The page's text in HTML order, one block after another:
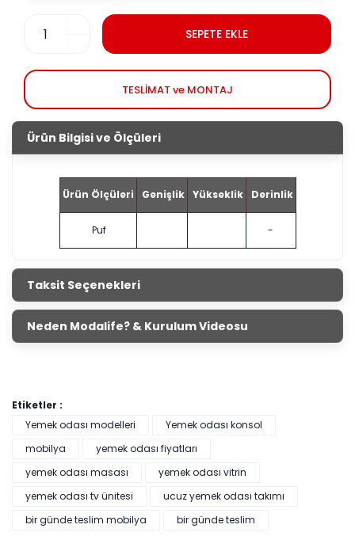
SEPETE EKLE
TESLİMAT ve MONTAJ
Ürün Bilgisi ve Ölçüleri
Ürün Ölçüleri Genişlik Yükseklik Derinlik
Puf -
Taksit Seçenekleri
Neden Modalife? & Kurulum Videosu
Etiketler :
Yemek odası modelleri
Yemek odası konsol
mobilya
yemek odası fiyatları
yemek odası masası
yemek odası vitrin
yemek odası tv ünitesi
ucuz yemek odası takımı
bir günde teslim mobilya
bir günde teslim